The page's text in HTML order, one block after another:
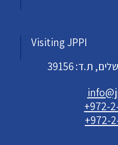
Visiting JPPI
ת.ד: 39156
+972-
+972-